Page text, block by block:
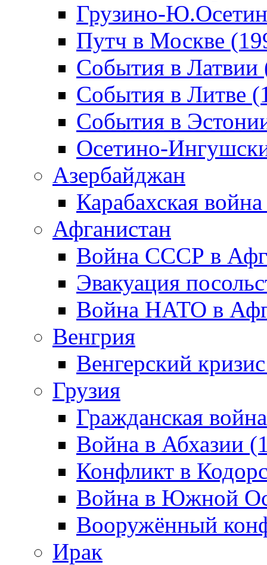
Грузино-
Путч в Москве
События в Латвии
События в Литве
События в
Осетино-
Азербайджан
Карабахская
Афганистан
Война СССР в
Эвакуация
Война НАТО в
Венгрия
Венгерский
Грузия
Гражданская
Война в Абхазии
Конфликт в
Война в Южной
Вооружённый
Ирак